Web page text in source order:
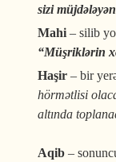
sizi
Mahi – silib
“Müşriklərin
Haşir – bir
hörmətlisi
altında
Aqib –